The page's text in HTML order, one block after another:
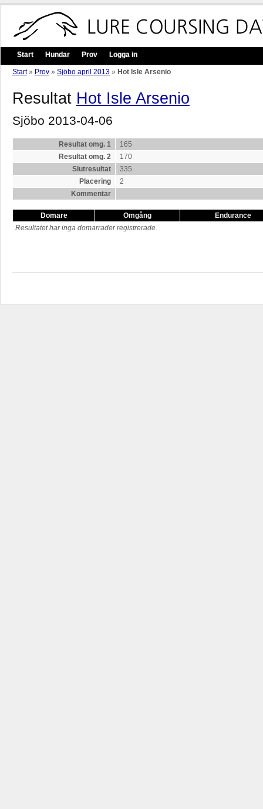
Start Hundar Prov Logga in
Start» Prov » Sjöbo april 2013 » Hot Isle Arsenio
Resultat Hot Isle Arsenio
Sjöbo 2013-04-06
Resultat omg. 1
165
Resultat omg. 2
170
Slutresultat
335
Placering
2
Kommentar
Domare Omgång
Endurance
Resultatet har inga domarrader registrerade.